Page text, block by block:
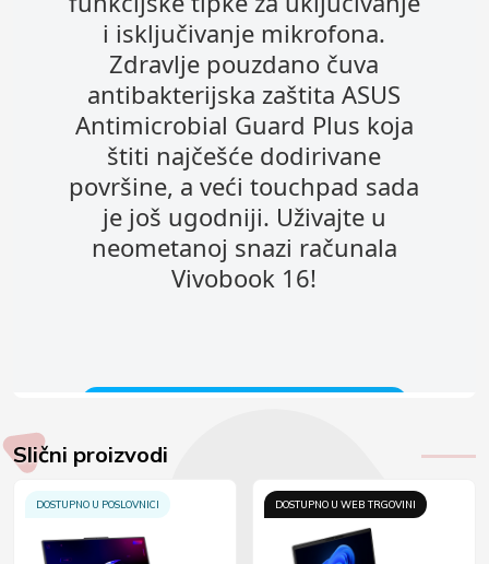
Slični proizvodi
DOSTUPNO U POSLOVNICI DOSTUPNO U WEB TRGOVINI